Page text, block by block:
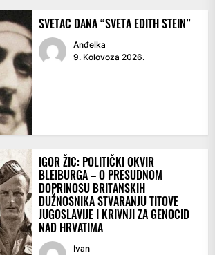
SVETAC DANA “SVETA EDITH STEIN”
Anđelka
9. Kolovoza 2026.
IGOR ŽIC: POLITIČKI OKVIR
BLEIBURGA – O PRESUDNOM
DOPRINOSU BRITANSKIH
DUŽNOSNIKA STVARANJU TITOVE
JUGOSLAVIJE I KRIVNJI ZA GENOCID
NAD HRVATIMA
Ivan